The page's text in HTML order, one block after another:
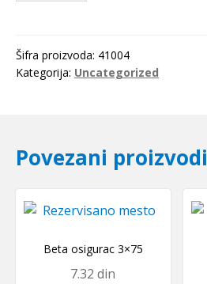
količina
Šifra proizvoda: 41004
Kategorija: Uncategorized
Povezani proizvodi
Beta osigurac 3×75
7.32din